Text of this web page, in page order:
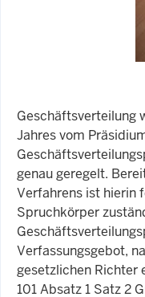
Geschäftsverteilung
Jahres vom
genau geregelt.
Verfahrens ist hierin
Spruchkörper
Verfassungsgebot,
gesetzlichen Richter
101 Absatz 1 Satz 2